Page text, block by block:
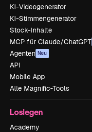
KI-Videogenerator
KI-Stimmengenerator
Stock-Inhalte
MCP für Claude/ChatGPT
Agenten Neu
API
Mobile App
Alle Magnific-Tools
Loslegen
Academy